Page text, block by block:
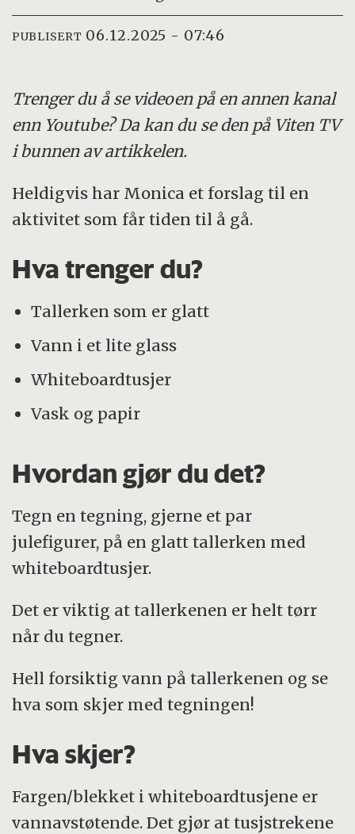
PUBLISERT 06.12.2025 - 07:46
Trenger du å se videoen på en annen kanal
enn Youtube? Da kan du se den på Viten TV
i bunnen av artikkelen.
Heldigvis har Monica et forslag til en
aktivitet som får tiden til å gå.
Hva trenger du?
Tallerken som er glatt
Vann i et lite glass
Whiteboardtusjer
Vask og papir
Hvordan gjør du det?
Tegn en tegning, gjerne et par
julefigurer, på en glatt tallerken med
whiteboardtusjer.
Det er viktig at tallerkenen er helt tørr
når du tegner.
Hell forsiktig vann på tallerkenen og se
hva som skjer med tegningen!
Hva skjer?
Fargen/blekket i whiteboardtusjene er
vannavstøtende. Det gjør at tusjstrekene